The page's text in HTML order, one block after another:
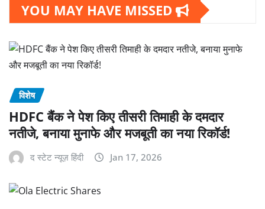
YOU MAY HAVE MISSED
विशेष
HDFC बैंक ने पेश किए तीसरी तिमाही के दमदार
नतीजे, बनाया मुनाफे और मजबूती का नया रिकॉर्ड!
द स्टेट न्यूज़ हिंदी Jan 17, 2026